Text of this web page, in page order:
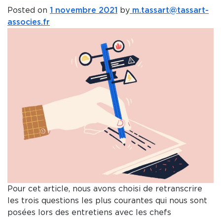
Posted on 1 novembre 2021 by m.tassart@tassart-
associes.fr
Pour cet article, nous avons choisi de retranscrire
les trois questions les plus courantes qui nous sont
posées lors des entretiens avec les chefs